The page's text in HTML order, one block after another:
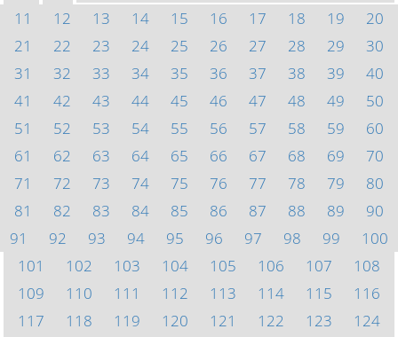
11
12 13 14 15 16 17 18 19
20
21
22 23 24 25 26 27 28 29
30
31
32 33 34 35 36 37 38 39
40
41
42 43 44 45 46 47 48 49
50
51
52 53 54 55 56 57 58 59
60
61
62 63 64 65 66 67 68 69
70
71
72 73 74 75 76 77 78 79
80
81
82 83 84 85 86 87 88 89
90
91
92 93 94 95 96 97 98 99
100
101
102 103 104 105 106 107
108
109
110 111 112 113 114 115
116
117
118 119 120 121 122 123
124